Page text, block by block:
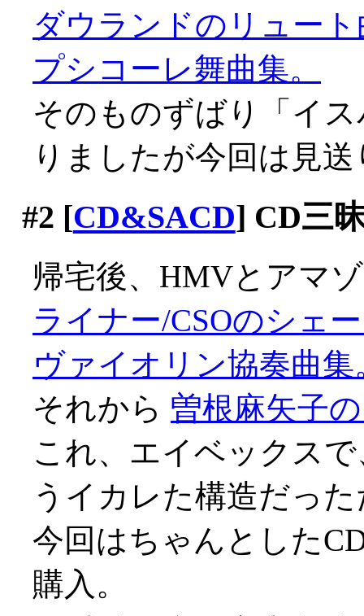
ダウランドのリュート
プシコーレ舞曲集。
そのものずばり「イ
りましたが今回は見送
#2 [CD&SACD] CD三
帰宅後、HMVとアマ
ライナー/CSOのシェ
ヴァイオリン協奏曲集
それから 曽根麻矢子
これ、エイベックス
うイカレた構造だっ
今回はちゃんとした
購入。